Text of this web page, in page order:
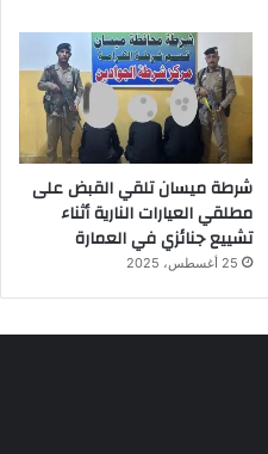
شرطة ميسان تلقي القبض على
مطلقي العيارات النارية أثناء
تشييع جنائزي في العمارة
25 أغسطس، 2025